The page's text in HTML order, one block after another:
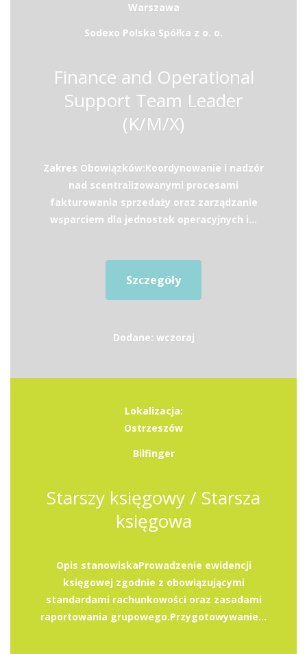
Warszawa
Sodexo Polska Spółka z o. o.
Finance and Operational
Support Team Leader
(K/M/X)
Zakres Obowiązków:Koordynowanie i nadzór
nad scentralizowanymi procesami
fakturowania sprzedaży oraz zarządzanie
wsparciem dla jednostek operacyjnych i...
Szczegóły
Dodane: wczoraj
Lokalizacja:
Ostrzeszów
Bilfinger
Starszy księgowy / Starsza
księgowa
Opis stanowiskaProwadzenie ewidencji
księgowej zgodnie z obowiązującymi
standardami rachunkowości oraz zasadami
raportowania grupowego.Przygotowywanie...